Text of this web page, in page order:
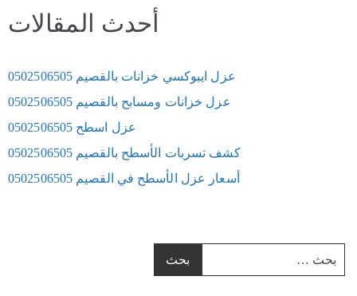
أحدث المقالات
عزل ايبوكسي خزانات بالقصيم 0502506505
عزل خزانات ومسابح بالقصيم 0502506505
عزل اسطح 0502506505
كشف تسربات الأسطح بالقصيم 0502506505
أسعار عزل الأسطح في القصيم 0502506505